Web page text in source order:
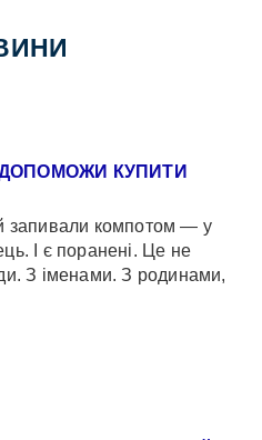
ДОПОМОЖИ КУПИТИ
запивали компотом — у
І є поранені. Це не
З іменами. З родинами,